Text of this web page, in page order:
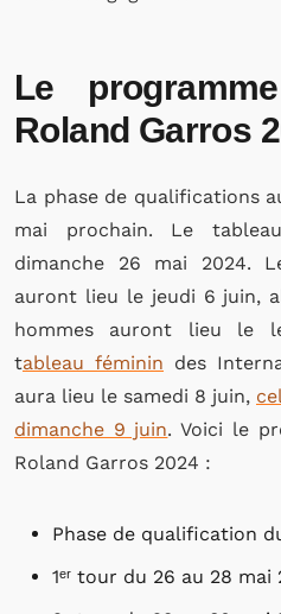
Le
Roland Garros
La phase de qualifications
mai prochain. Le
dimanche 26 mai 2024.
auront lieu le jeudi 6 juin,
hommes auront lieu le
tableau féminin des
aura lieu le samedi 8 juin,
dimanche 9 juin. Voici le
Roland Garros 2024 :
Phase de qualification
1ᵉʳ tour du 26 au 28 mai